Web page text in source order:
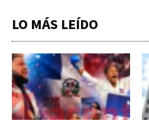
LO MÁS LEÍDO